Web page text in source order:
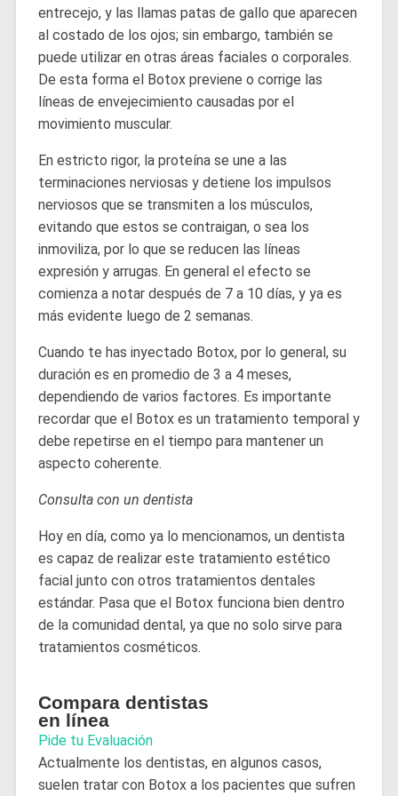
entrecejo, y las llamas patas de gallo que aparecen
al costado de los ojos; sin embargo, también se
puede utilizar en otras áreas faciales o corporales.
De esta forma el Botox previene o corrige las
líneas de envejecimiento causadas por el
movimiento muscular.
En estricto rigor, la proteína se une a las
terminaciones nerviosas y detiene los impulsos
nerviosos que se transmiten a los músculos,
evitando que estos se contraigan, o sea los
inmoviliza, por lo que se reducen las líneas
expresión y arrugas. En general el efecto se
comienza a notar después de 7 a 10 días, y ya es
más evidente luego de 2 semanas.
Cuando te has inyectado Botox, por lo general, su
duración es en promedio de 3 a 4 meses,
dependiendo de varios factores. Es importante
recordar que el Botox es un tratamiento temporal y
debe repetirse en el tiempo para mantener un
aspecto coherente.
Consulta con un dentista
Hoy en día, como ya lo mencionamos, un dentista
es capaz de realizar este tratamiento estético
facial junto con otros tratamientos dentales
estándar. Pasa que el Botox funciona bien dentro
de la comunidad dental, ya que no solo sirve para
tratamientos cosméticos.
Compara dentistas
en línea
Pide tu Evaluación
Actualmente los dentistas, en algunos casos,
suelen tratar con Botox a los pacientes que sufren